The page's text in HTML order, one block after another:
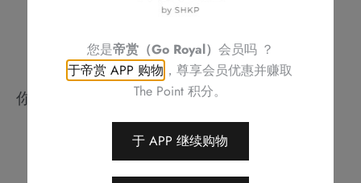
你可能会喜欢
您是帝赏（Go Royal） 会员吗 ？
于帝赏 APP 购物 ，尊享会员优惠并赚取
The Point 积分。
于 APP 继续购物